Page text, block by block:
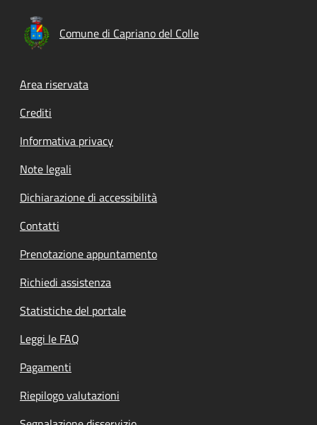
Comune di Capriano del Colle
Footer menu
Area riservata
Crediti
Informativa privacy
Note legali
Dichiarazione di accessibilità
Contatti
Prenotazione appuntamento
Richiedi assistenza
Statistiche del portale
Leggi le FAQ
Pagamenti
Riepilogo valutazioni